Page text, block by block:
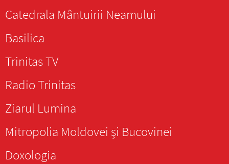
Catedrala Mântuirii Neamului
Basilica
Trinitas TV
Radio Trinitas
Ziarul Lumina
Mitropolia Moldovei și Bucovinei
Doxologia